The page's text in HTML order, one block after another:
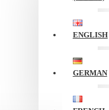
ENGLISH
GERMAN